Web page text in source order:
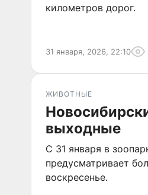
километров дорог.
31 января, 2026, 22:10
ЖИВОТНЫЕ
выходные
С 31 января в
предусматривает
воскресенье.